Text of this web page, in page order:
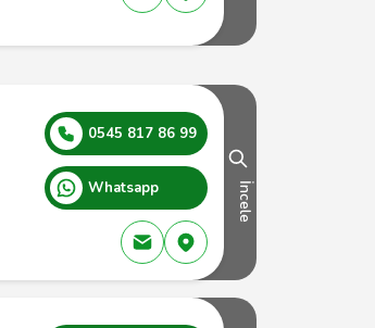
0545 817 86 99
Whatsapp İncele